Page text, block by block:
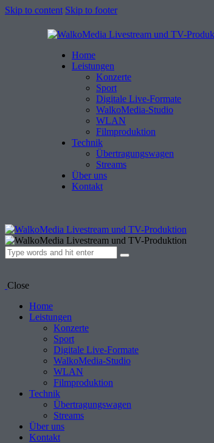
Skip to content Skip to footer
Home
Leistungen
Konzerte
Sport
Digitale Live-Formate
WalkoMedia-Studio
WLAN
Filmproduktion
Technik
Übertragungswagen
Streams
Über uns
Kontakt
Close
Home
Leistungen
Konzerte
Sport
Digitale Live-Formate
WalkoMedia-Studio
WLAN
Filmproduktion
Technik
Übertragungswagen
Streams
Über uns
Kontakt